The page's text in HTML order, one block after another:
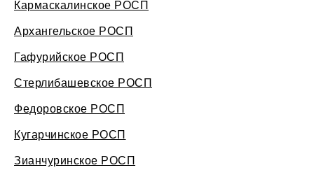
Кармаскалинское РОСП
Архангельское РОСП
Гафурийское РОСП
Стерлибашевское РОСП
Федоровское РОСП
Кугарчинское РОСП
Зианчуринское РОСП